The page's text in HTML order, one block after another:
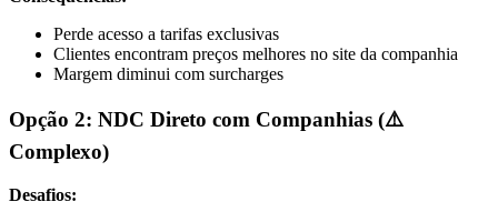
Perde acesso a tarifas exclusivas
Clientes encontram preços melhores no site da companhia
Margem diminui com surcharges
Opção 2: NDC Direto com Companhias (⚠️
Complexo)
Desafios: